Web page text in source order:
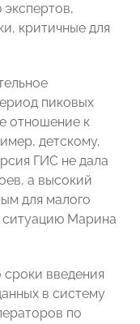
критичные для
пиковых
отношение к
детскому,
ГИС не дала
а высокий
для малого
Марина
введения
в систему
по